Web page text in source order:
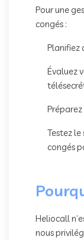
Pour une
congés :
Planifiez
Évaluez
Testez le
congés
Heliocall
nous